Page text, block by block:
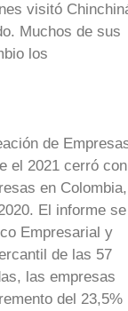
visitó
Muchos de sus
los
de
el 2021 cerró con
en Colombia,
El informe se
Empresarial y
de las 57
las empresas
del 23,5%